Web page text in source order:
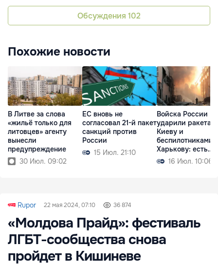
Обсуждения 102
Похожие новости
В Литве за слова
«жильё только для
литовцев» агенту
вынесли
предупреждение
30 Июл. 09:02
ЕС вновь не
согласовал 21-й пакет
санкций против
России
15 Июл. 21:10
Войска России
ударили
Киеву и
беспилотниками
Харькову: есть
жертвы16 Июл. 10:06
Rupor 22 мая 2024, 07:10 36 874
«Молдова Прайд»: фестиваль
ЛГБТ-сообщества снова
пройдет в Кишиневе